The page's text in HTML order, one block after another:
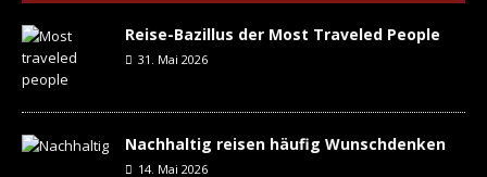
Reise-Bazillus der Most Traveled People
31. Mai 2026
Nachhaltig reisen häufig Wunschdenken
14. Mai 2026